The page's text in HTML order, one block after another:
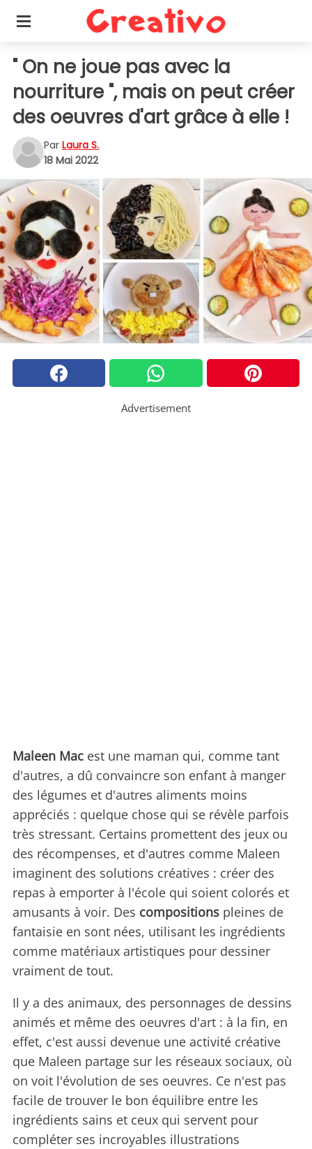
" On ne joue pas avec la
nourriture ", mais on peut créer
des oeuvres d'art grâce à elle !
Par Laura S.
18 Mai 2022
Advertisement
Maleen Mac est une maman qui, comme tant
d'autres, a dû convaincre son enfant à manger
des légumes et d'autres aliments moins
appréciés : quelque chose qui se révèle parfois
très stressant. Certains promettent des jeux ou
des récompenses, et d'autres comme Maleen
imaginent des solutions créatives : créer des
repas à emporter à l'école qui soient colorés et
amusants à voir. Des compositions pleines de
fantaisie en sont nées, utilisant les ingrédients
comme matériaux artistiques pour dessiner
vraiment de tout.
Il y a des animaux, des personnages de dessins
animés et même des oeuvres d'art : à la fin, en
effet, c'est aussi devenue une activité créative
que Maleen partage sur les réseaux sociaux, où
on voit l'évolution de ses oeuvres. Ce n'est pas
facile de trouver le bon équilibre entre les
ingrédients sains et ceux qui servent pour
compléter ses incroyables illustrations